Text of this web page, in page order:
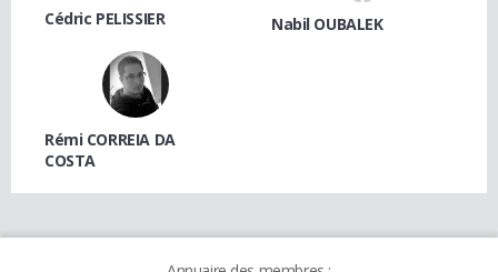
Cédric PELISSIER Nabil OUBALEK
Rémi CORREIA DA
COSTA